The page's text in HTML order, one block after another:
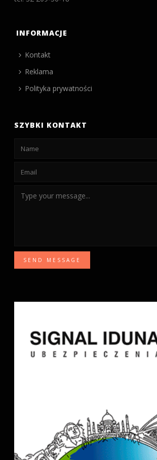
INFORMACJE
Kontakt
Reklama
Polityka prywatności
SZYBKI KONTAKT
SEND MESSAGE